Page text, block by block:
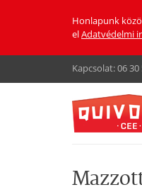
Honlapunk
elAdatvédelmi
Kapcsolat:06 30